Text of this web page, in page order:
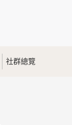
容進行統計與
供內部研究
社群總覽